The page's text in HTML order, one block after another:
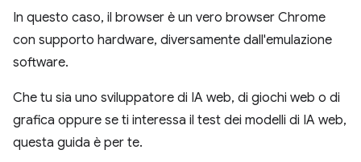
In questo caso, il browser è un vero browser Chrome
con supporto hardware, diversamente dall'emulazione
software.
Che tu sia uno sviluppatore di IA web, di giochi web o di
grafica oppure se ti interessa il test dei modelli di IA web,
questa guida è per te.